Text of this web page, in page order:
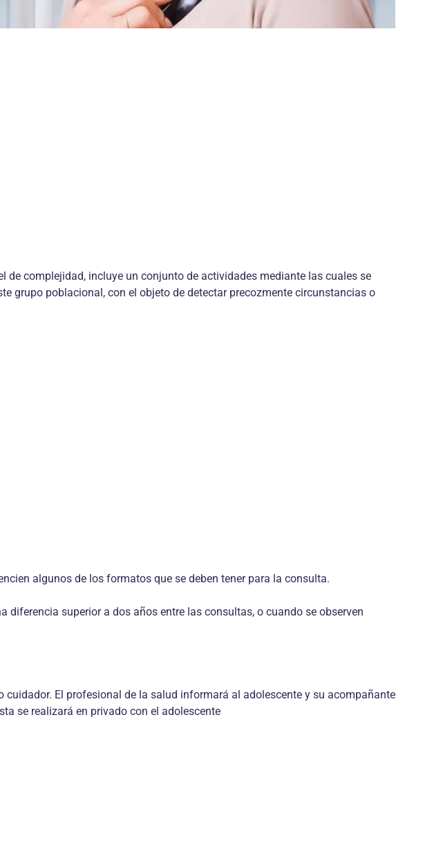
complejidad, incluye un conjunto de actividades mediante las cuales se
grupo poblacional, con el objeto de detectar precozmente circunstancias o
algunos de los formatos que se deben tener para la consulta.
superior a dos años entre las consultas, o cuando se observen
El profesional de la salud informará al adolescente y su acompañante
se realizará en privado con el adolescente